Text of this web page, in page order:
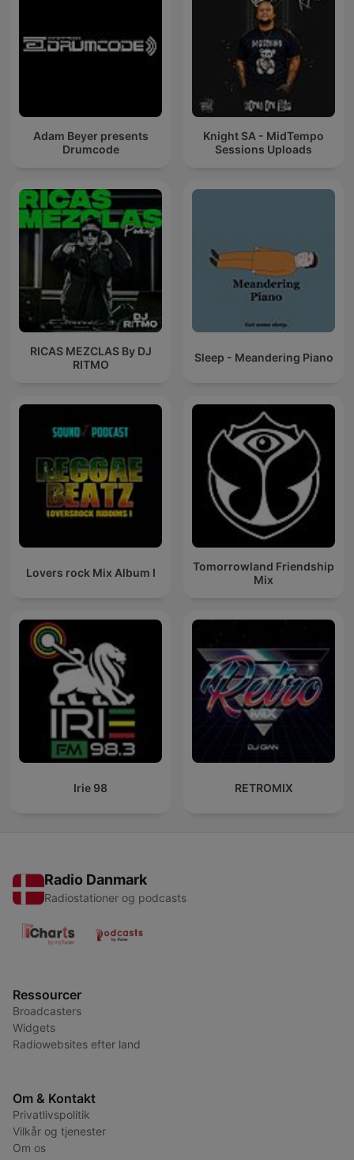
Adam Beyer presents
Drumcode
Knight SA - MidTempo
Sessions Uploads
RICAS MEZCLAS By DJ
RITMO
Sleep - Meandering Piano
Lovers rock Mix Album I
Tomorrowland Friendship
Mix
Irie 98 RETROMIX
Radio Danmark
Radiostationer og podcasts
Ressourcer
Broadcasters
Widgets
Radiowebsites efter land
Om & Kontakt
Privatlivspolitik
Vilkår og tjenester
Om os